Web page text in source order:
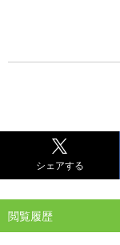
シェアする
閲覧履歴